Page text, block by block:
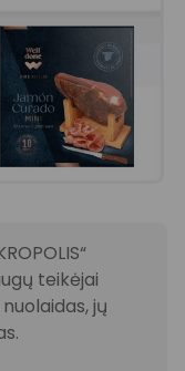
teikėjai
jų